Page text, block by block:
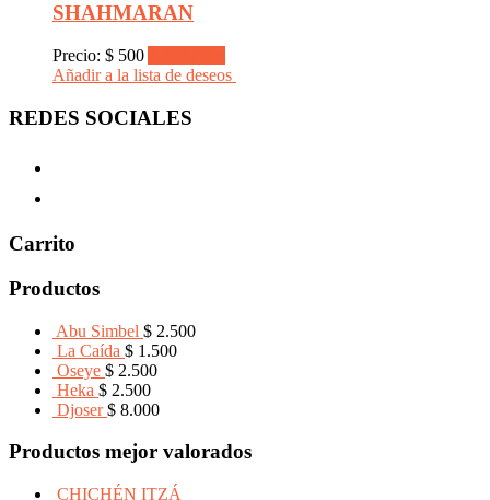
SHAHMARAN
Precio: $ 500
Añadir a la lista de deseos
REDES SOCIALES
Carrito
Productos
Abu Simbel $ 2.500
La Caída $ 1.500
Oseye $ 2.500
Heka $ 2.500
Djoser $ 8.000
Productos mejor valorados
CHICHÉN ITZÁ